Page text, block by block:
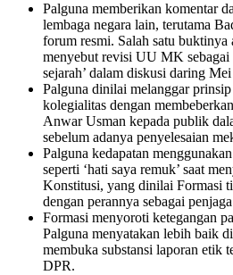
Palguna memberikan komentar
lembaga negara lain, terutama
forum resmi. Salah satu buktinya
menyebut revisi UU MK sebagai
sejarah’ dalam diskusi daring
Palguna dinilai melanggar
kolegialitas dengan
Anwar Usman kepada publik
sebelum adanya penyelesaian
Palguna kedapatan
seperti ‘hati saya remuk’ saat
Konstitusi, yang dinilai Formasi
dengan perannya sebagai
Formasi menyoroti ketegangan
Palguna menyatakan lebih baik
membuka substansi laporan etik
DPR.